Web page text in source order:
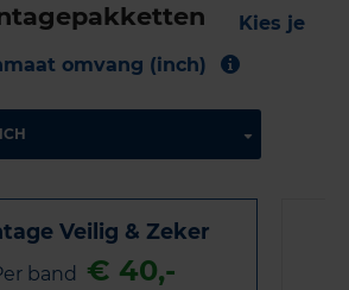
Kies je
omvang (inch)
Veilig & Zeker
band € 40,-